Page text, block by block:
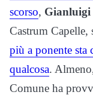
scorso, Gianluigi
Castrum Capelle,
più a ponente sta
qualcosa.
Comune ha